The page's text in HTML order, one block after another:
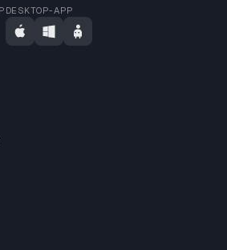
DESKTOP-APP